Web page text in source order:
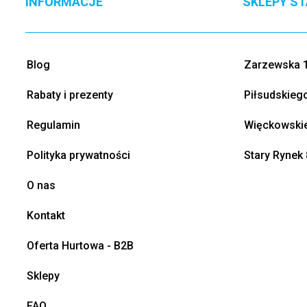
Blog
Rabaty i prezenty
Regulamin
Polityka prywatności
O nas
Kontakt
Oferta Hurtowa - B2B
Sklepy
Zarzewska
Stary